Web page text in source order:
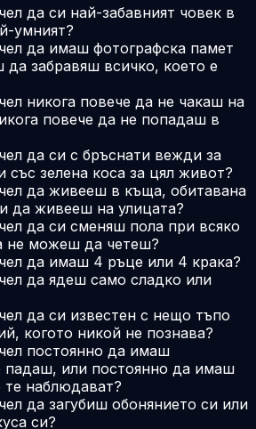
да си най-забавният човек в
умният?
да имаш фотографска памет
забравяш всичко, което е
никога повече да не чакаш на
повече да не попадаш в
да си с бръснати вежди за
със зелена коса за цял живот?
да живееш в къща, обитавана
да живееш на улицата?
да си сменяш пола при всяко
не можеш да четеш?
да имаш 4 ръце или 4 крака?
да ядеш само сладко или
да си известен с нещо тъпо
когото никой не познава?
постоянно да имаш
падаш, или постоянно да имаш
те наблюдават?
да загубиш обонянието си или
си?